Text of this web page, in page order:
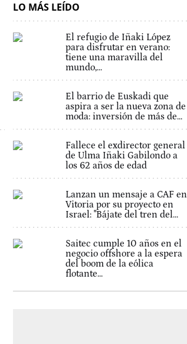
LO MÁS LEÍDO
El refugio de Iñaki López
para disfrutar en verano:
tiene una maravilla del
mundo,...
El barrio de Euskadi que
aspira a ser la nueva zona de
moda: inversión de más de...
Fallece el exdirector general
de Ulma Iñaki Gabilondo a
los 62 años de edad
Lanzan un mensaje a CAF en
Vitoria por su proyecto en
Israel: "Bájate del tren del...
Saitec cumple 10 años en el
negocio offshore a la espera
del boom de la eólica
flotante...